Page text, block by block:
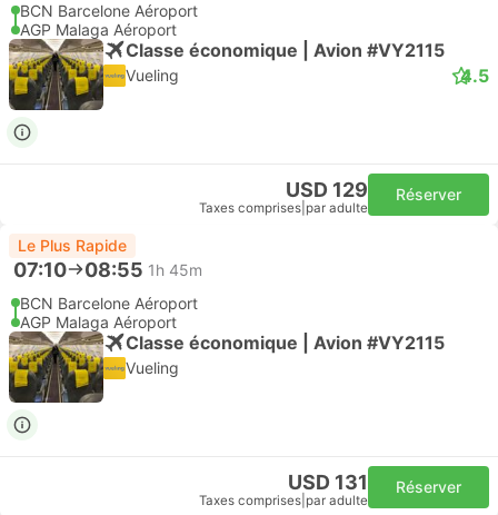
BCN Barcelone Aéroport
AGP Malaga Aéroport
Classe économique | Avion #VY2115
Vueling 4.5
USD 129
Taxes comprises par adulte
Réserver
Le Plus Rapide
07:10 08:55 1h 45m
BCN Barcelone Aéroport
AGP Malaga Aéroport
Classe économique | Avion #VY2115
Vueling
USD 131
Taxes comprises par adulte
Réserver